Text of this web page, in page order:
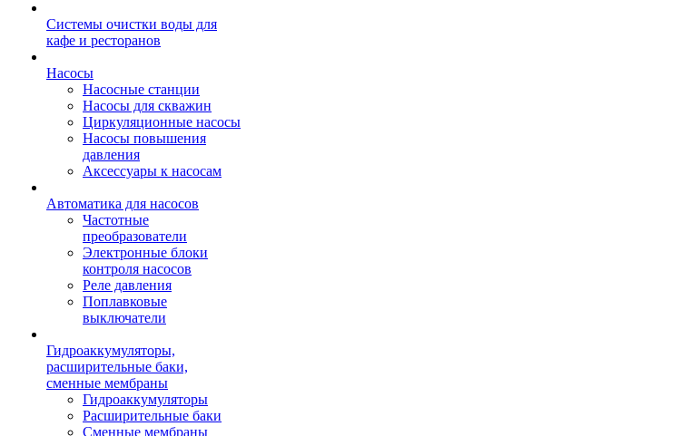
Системы очистки воды для
кафе и ресторанов
Насосы
Насосные станции
Насосы для скважин
Циркуляционные насосы
Насосы повышения
давления
Аксессуары к насосам
Автоматика для насосов
Частотные
преобразователи
Электронные блоки
контроля насосов
Реле давления
Поплавковые
выключатели
Гидроаккумуляторы,
расширительные баки,
сменные мембраны
Гидроаккумуляторы
Расширительные баки
Сменные мембраны